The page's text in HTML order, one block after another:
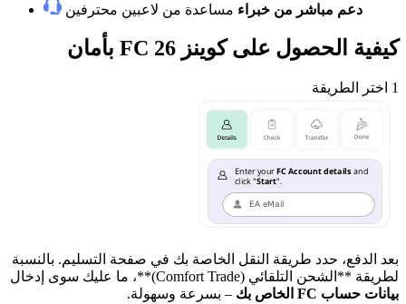
دعم مباشر من خبراء مساعدة من لاعبين محترفين
كيفية الحصول على كوينز FC 26 بأمان
1 اختر الطريقة
بعد الدفع، حدد طريقة النقل الخاصة بك في صفحة التسليم. بالنسبة
لطريقة **الشحن التلقائي (Comfort Trade)**، ما عليك سوى إدخال
بيانات حساب FC الخاص بك
– بسرعة وسهولة.